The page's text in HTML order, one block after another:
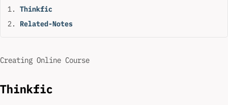
Thinkfic
Related-Notes
Creating Online Course
Thinkfic